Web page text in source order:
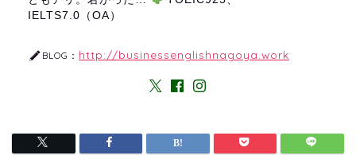
IELTS7.0（OA）
BLOG： http://businessenglishnagoya.work